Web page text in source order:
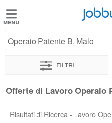
Jobbydoo
Offerte
Operaio Patente B, Malo
Filtri
Offerte di Lavoro Operaio
Risultati di Ricerca - Lavoro